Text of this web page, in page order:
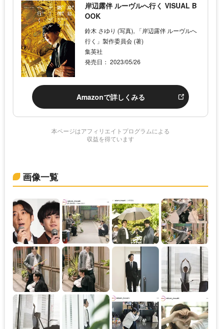
岸辺露伴 ルーヴルへ行く VISUAL B
OOK
鈴木 さゆり (写真), 「岸辺露伴 ルーヴルへ
行く」製作委員会 (著)
集英社
発売日： 2023/05/26
Amazonで詳しくみる
本ページはアフィリエイトプログラムによる
収益を得ています
画像一覧